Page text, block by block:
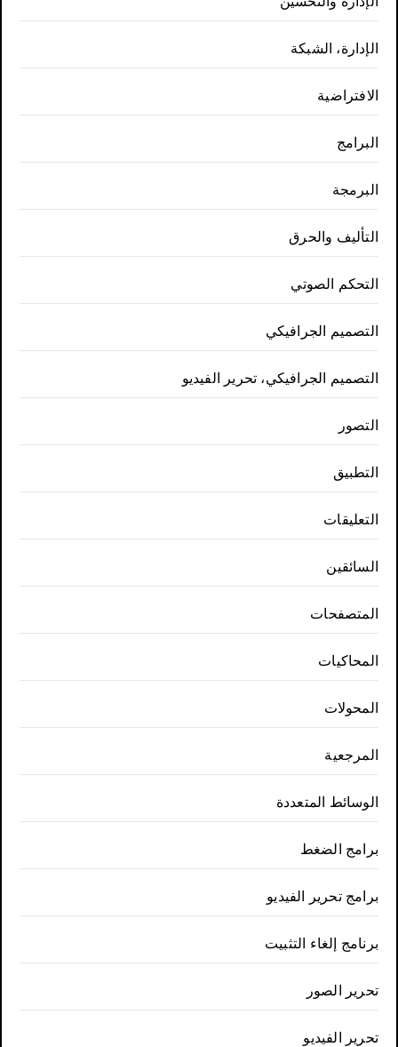
الإدارة، الشبكة
الافتراضية
البرامج
البرمجة
التأليف والحرق
التحكم الصوتي
التصميم الجرافيكي
التصميم الجرافيكي، تحرير الفيديو
التصور
التطبيق
التعليقات
السائقين
المتصفحات
المحاكيات
المحولات
المرجعية
الوسائط المتعددة
برامج الضغط
برامج تحرير الفيديو
برنامج إلغاء التثبيت
تحرير الصور
تحرير الفيديو